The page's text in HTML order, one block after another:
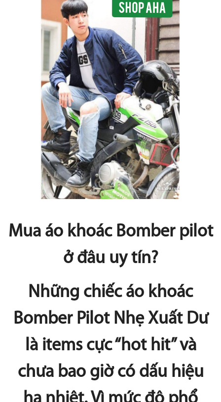
Mua áo khoác Bomber pilot
ở đâu uy tín?
Những chiếc áo khoác
Bomber Pilot Nhẹ Xuất Dư
là items cực “hot hit” và
chưa bao giờ có dấu hiệu